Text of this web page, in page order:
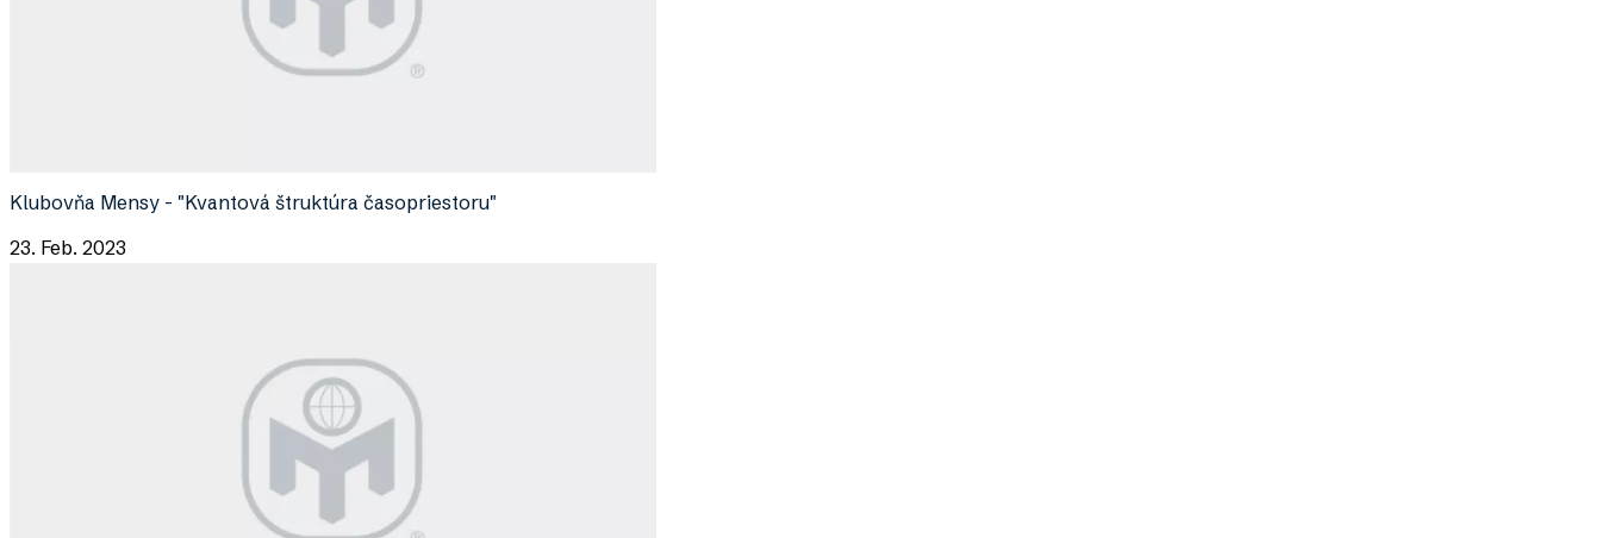
Klubovňa Mensy - "Kvantová štruktúra časopriestoru"
23. Feb. 2023